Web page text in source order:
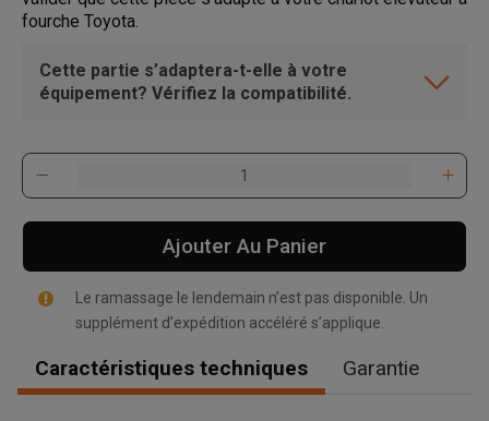
fourche Toyota.
Cette partie s’adaptera-t-elle à votre
équipement? Vérifiez la compatibilité.
Ajouter Au Panier
Le ramassage le lendemain n’est pas disponible. Un
supplément d’expédition accéléré s’applique.
Caractéristiques techniques Garantie